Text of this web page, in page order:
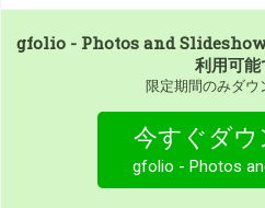
gfolio - Photos and
利用可能
限定期間のみダウ
今すぐダウ
gfolio - Photos